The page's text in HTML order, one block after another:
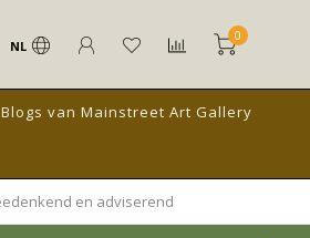
NL
0
Blogs van Mainstreet Art Gallery